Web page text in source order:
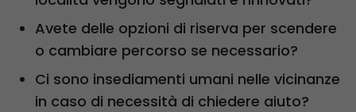
Avete delle opzioni di riserva per scendere
o cambiare percorso se necessario?
Ci sono insediamenti umani nelle vicinanze
in caso di necessità di chiedere aiuto?